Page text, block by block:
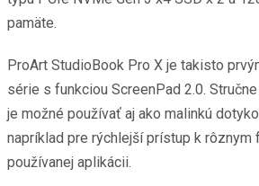
pamäte.
ProArt StudioBook Pro X je takisto
série s funkciou ScreenPad 2.0.
je možné používať aj ako malinkú
napríklad pre rýchlejší prístup k rôznym
používanej aplikácii.